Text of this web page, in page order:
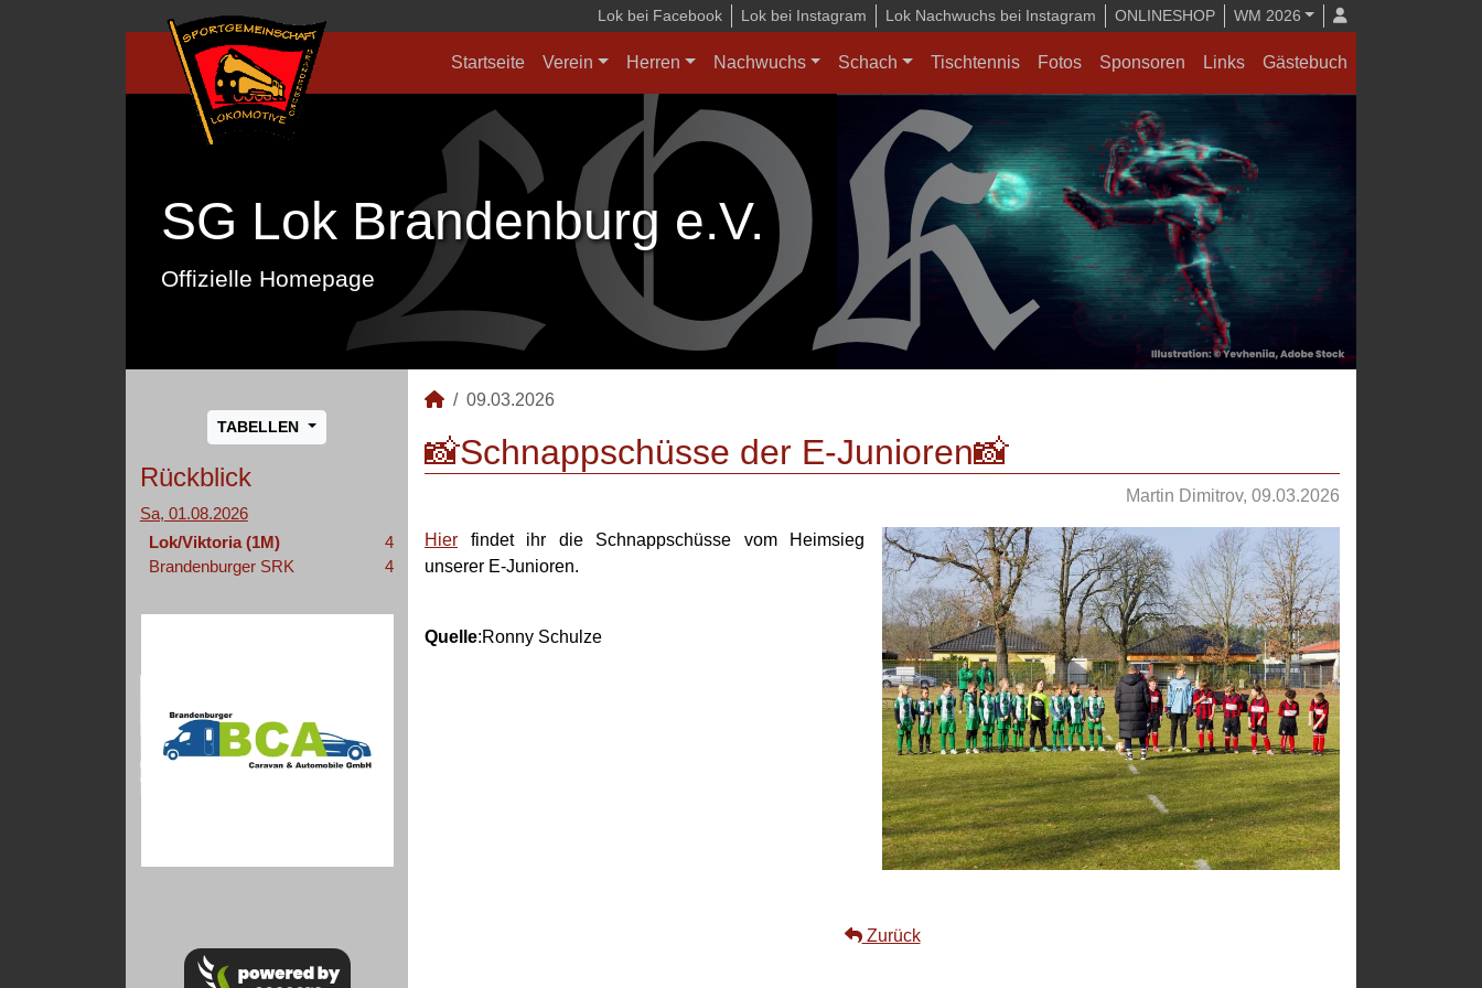
Lok bei Facebook Lok bei Instagram Lok Nachwuchs bei Instagram ONLINESHOP WM 2026
Startseite Verein Herren Nachwuchs Schach Tischtennis Fotos Sponsoren Links Gästebuch
SG Lok Brandenburg e.V.
Offizielle Homepage
TABELLEN
Rückblick
Sa, 01.08.2026
Lok/Viktoria (1M)
4
Brandenburger SRK
4
09.03.2026
📸Schnappschüsse der E-Junioren📸
Martin Dimitrov, 09.03.2026
Hier findet ihr die Schnappschüsse vom Heimsieg
unserer E-Junioren.
Quelle:Ronny Schulze
Zurück